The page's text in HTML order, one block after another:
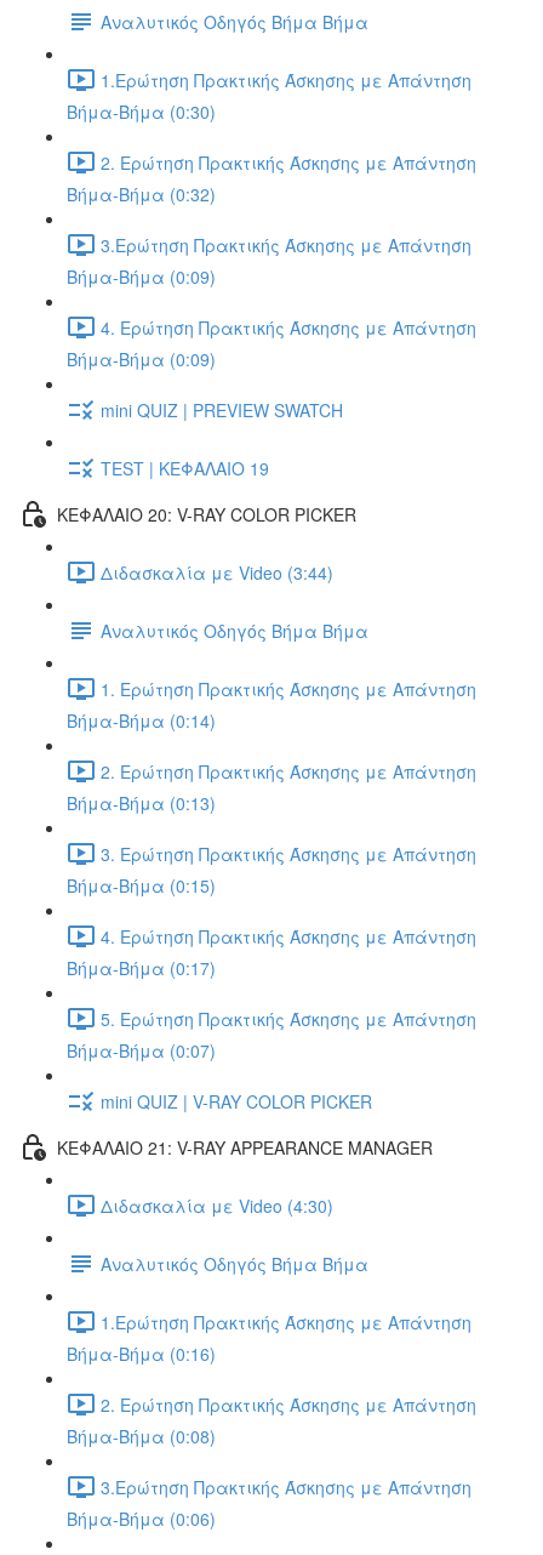
Αναλυτικός Οδηγός Βήμα Βήμα
1.Ερώτηση Πρακτικής Άσκησης με Απάντηση
Βήμα-Βήμα (0:30)
2. Ερώτηση Πρακτικής Άσκησης με Απάντηση
Βήμα-Βήμα (0:32)
3.Ερώτηση Πρακτικής Άσκησης με Απάντηση
Βήμα-Βήμα (0:09)
4. Ερώτηση Πρακτικής Άσκησης με Απάντηση
Βήμα-Βήμα (0:09)
mini QUIZ | PREVIEW SWATCH
TEST | ΚΕΦΑΛΑΙΟ 19
ΚΕΦΑΛΑΙΟ 20: V-RAY COLOR PICKER
Διδασκαλία με Video (3:44)
Αναλυτικός Οδηγός Βήμα Βήμα
1. Ερώτηση Πρακτικής Άσκησης με Απάντηση
Βήμα-Βήμα (0:14)
2. Ερώτηση Πρακτικής Άσκησης με Απάντηση
Βήμα-Βήμα (0:13)
3. Ερώτηση Πρακτικής Άσκησης με Απάντηση
Βήμα-Βήμα (0:15)
4. Ερώτηση Πρακτικής Άσκησης με Απάντηση
Βήμα-Βήμα (0:17)
5. Ερώτηση Πρακτικής Άσκησης με Απάντηση
Βήμα-Βήμα (0:07)
mini QUIZ | V-RAY COLOR PICKER
ΚΕΦΑΛΑΙΟ 21: V-RAY APPEARANCE MANAGER
Διδασκαλία με Video (4:30)
Αναλυτικός Οδηγός Βήμα Βήμα
1.Ερώτηση Πρακτικής Άσκησης με Απάντηση
Βήμα-Βήμα (0:16)
2. Ερώτηση Πρακτικής Άσκησης με Απάντηση
Βήμα-Βήμα (0:08)
3.Ερώτηση Πρακτικής Άσκησης με Απάντηση
Βήμα-Βήμα (0:06)